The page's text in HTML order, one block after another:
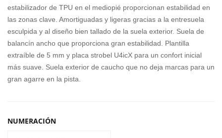
UN
DER
BLA
DE
Z
SMI
OW
S
estabilizador de TPU en el mediopié proporcionan estabilidad en
las zonas clave. Amortiguadas y ligeras gracias a la entresuela
esculpida y al diseño bien tallado de la suela exterior. Suela de
balancín ancho que proporciona gran estabilidad. Plantilla
extraíble de 5 mm y placa strobel U4icX para un confort inicial
más suave. Suela exterior de caucho que no deja marcas para un
gran agarre en la pista.
NUMERACIÓN